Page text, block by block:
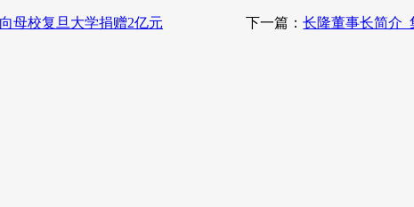
母校复旦大学捐赠2亿元 下一篇：长隆董事长简介